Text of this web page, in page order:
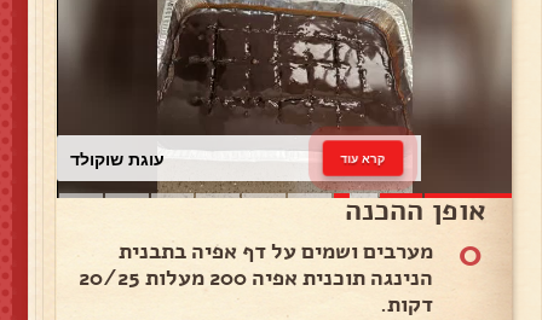
עוגת שוקולד קרא עוד
אופן ההכנה
0
מערבים ושמים על דף אפיה בתבנית
הנינגה תוכנית אפיה 200 מעלות 20/25
דקות.